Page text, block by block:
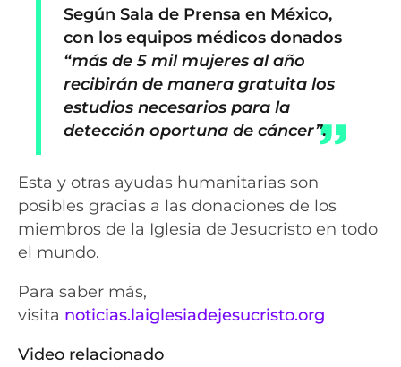
Según Sala de Prensa en México,
con los equipos médicos donados
“más de 5 mil mujeres al año
recibirán de manera gratuita los
estudios necesarios para la
detección oportuna de cáncer”.
Esta y otras ayudas humanitarias son
posibles gracias a las donaciones de los
miembros de la Iglesia de Jesucristo en todo
el mundo.
Para saber más,
visita noticias.laiglesiadejesucristo.org
Video relacionado